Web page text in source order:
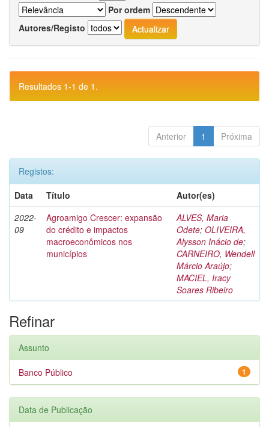
Por ordem
Autores/Registo
Resultados 1-1 de 1.
Anterior 1 Próxima
Registos:
Data
Título
Autor(es)
2022-
09
Agroamigo Crescer: expansão
do crédito e impactos
macroeconômicos nos
municípios
ALVES, Maria
Odete; OLIVEIRA,
Alysson Inácio de;
CARNEIRO, Wendell
Márcio Araújo;
MACIEL, Iracy
Soares Ribeiro
Refinar
Assunto
1
Banco Público
Data de Publicação